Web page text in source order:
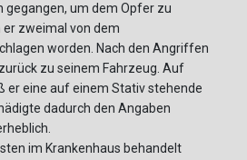
um dem Opfer zu
er zweimal von dem
worden. Nach den Angriffen
zu seinem Fahrzeug. Auf
er eine auf einem Stativ stehende
dadurch den Angaben
im Krankenhaus behandelt